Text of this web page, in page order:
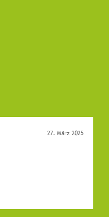
27. März 2025